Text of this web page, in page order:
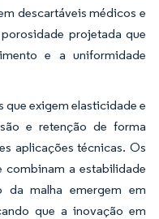
descartáveis médicos e
projetada que
e a uniformidade
que exigem elasticidade e
e retenção de forma
aplicações técnicas. Os
a estabilidade
malha emergem em
que a inovação em